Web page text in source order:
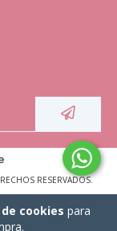
cookies para
RESERVADOS.